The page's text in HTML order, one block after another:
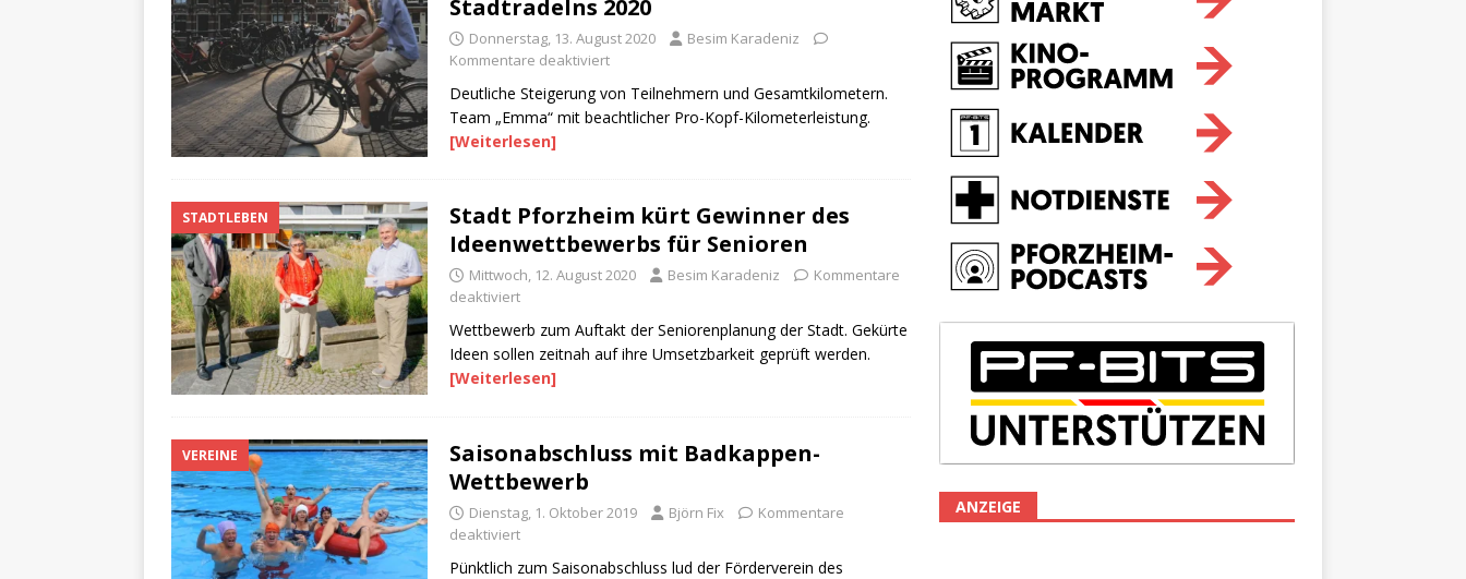
Stadtradelns 2020
Donnerstag, 13. August 2020
Besim Karadeniz
Kommentare deaktiviert
Deutliche Steigerung von Teilnehmern und Gesamtkilometern.
Team „Emma“ mit beachtlicher Pro-Kopf-Kilometerleistung.
[Weiterlesen]
STADTLEBEN
Stadt Pforzheim kürt Gewinner des
Ideenwettbewerbs für Senioren
Mittwoch, 12. August 2020 Besim Karadeniz
Kommentare
deaktiviert
Wettbewerb zum Auftakt der Seniorenplanung der Stadt. Gekürte
Ideen sollen zeitnah auf ihre Umsetzbarkeit geprüft werden.
[Weiterlesen]
VEREINE
Saisonabschluss mit Badkappen-
Wettbewerb
Dienstag, 1. Oktober 2019 Björn Fix
Kommentare
deaktiviert
Pünktlich zum Saisonabschluss lud der Förderverein des
ANZEIGE